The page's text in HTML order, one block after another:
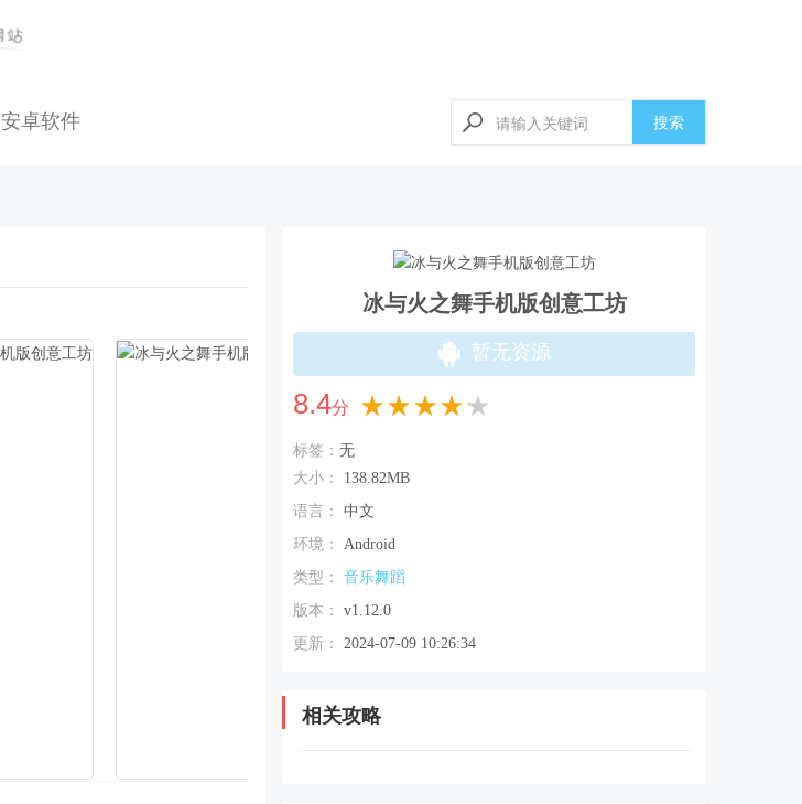
安卓软件 搜索
冰与火之舞手机版创意工坊
暂无资源
8.4分 ★★★★★
标签： 无
大小：
138.82MB
语言：
中文
环境：
Android
类型：
音乐舞蹈
版本：
v1.12.0
更新：
2024-07-09 10:26:34
相关攻略